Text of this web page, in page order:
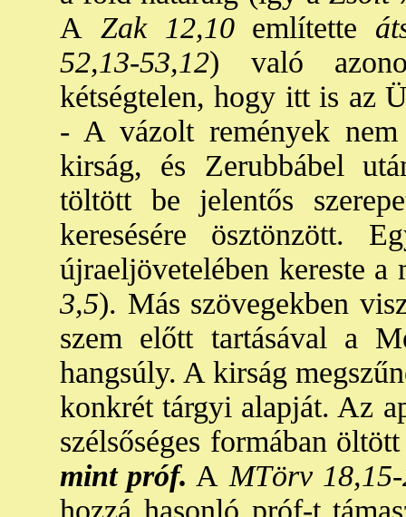
A Zak 12,10említette
52,13-53,12) való
kétségtelen, hogy itt is az
- A vázolt remények
kirság, és Zerubbábel
töltött be jelentős
keresésére ösztönzött.
újraeljövetelében kereste a
3,5). Más szövegekben
szem előtt tartásával a
hangsúly. A kirság
konkrét tárgyi alapját. Az
szélsőséges formában
mint próf. A MTörv
hozzá hasonló próf-t